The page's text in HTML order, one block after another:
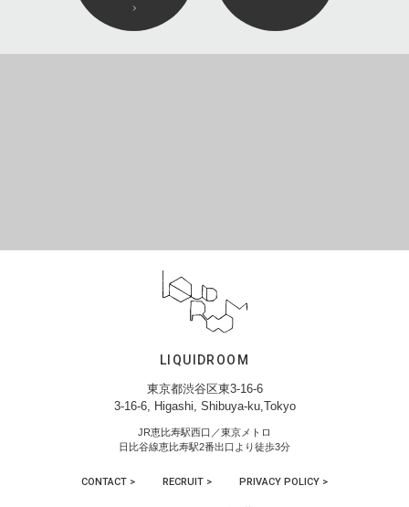
LIQUIDROOM
東京都渋谷区東3-16-6
3-16-6, Higashi, Shibuya-ku,Tokyo
JR恵比寿駅西口／東京メトロ
日比谷線恵比寿駅2番出口より徒歩3分
CONTACT > RECRUIT > PRIVACY POLICY >